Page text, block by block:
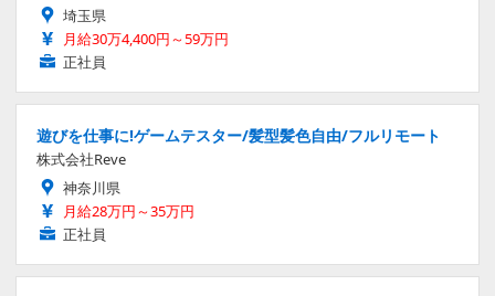
埼玉県
月給30万4,400円～59万円
正社員
遊びを仕事に!ゲームテスター/髪型髪色自由/フルリモート
株式会社Reve
神奈川県
月給28万円～35万円
正社員